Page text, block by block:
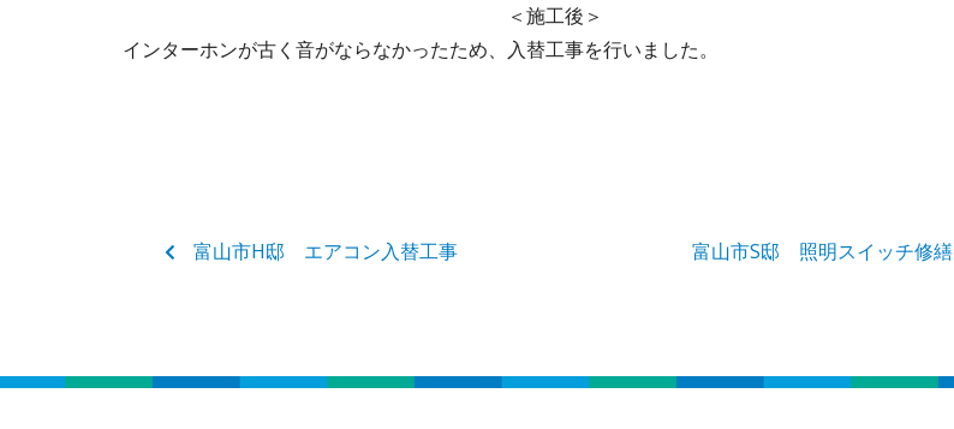
＜施工後＞
インターホンが古く音がならなかったため、入替工事を行いました。
富山市H邸 エアコン入替工事 富山市S邸 照明スイッチ修繕